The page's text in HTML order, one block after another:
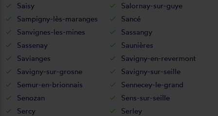
Saisy
Salornay-sur-guye
Sampigny-lès-maranges
Sancé
Sanvignes-les-mines
Sassangy
Sassenay
Saunières
Savianges
Savigny-en-revermont
Savigny-sur-grosne
Savigny-sur-seille
Semur-en-brionnais
Sennecey-le-grand
Senozan
Sens-sur-seille
Sercy
Serley